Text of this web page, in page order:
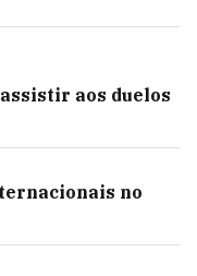
aos duelos
no